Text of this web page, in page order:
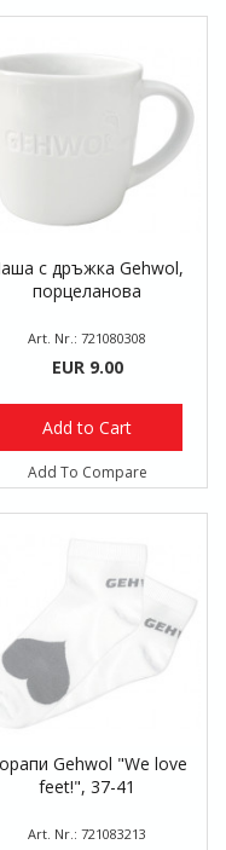
с дръжка Gehwol,
порцеланова
Art. Nr.: 721080308
EUR 9.00
Add to Cart
Add To Compare
Gehwol "We love
feet!", 37-41
Art. Nr.: 721083213